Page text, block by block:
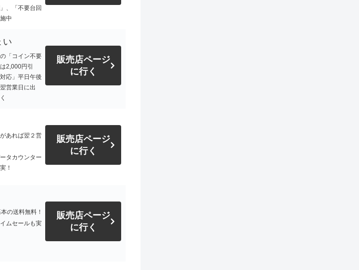
、「不要台回
中
い
「コイン不要
2,000円引
応」平日午後
営業日に出
販売店ページ
に行く
あれば翌２営
タカウンター
！
販売店ページ
に行く
の送料無料！
ムセールも実
販売店ページ
に行く